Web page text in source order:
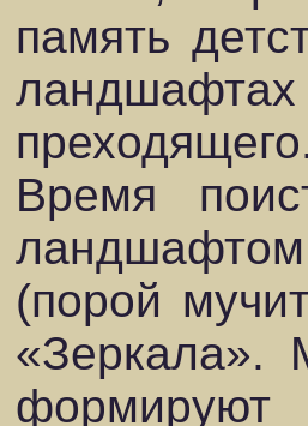
память
Время
(порой
«Зеркала».
формируют